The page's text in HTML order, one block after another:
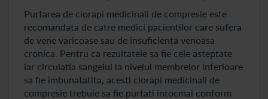
Purtarea de ciorapi medicinali de compresie este
recomandata de catre medici pacientilor care sufera
de vene varicoase sau de insuficienta venoasa
cronica. Pentru ca rezultatele sa fie cele asteptate
iar circulatia sangelui la nivelul membrelor inferioare
sa fie imbunatatita, acesti ciorapi medicinali de
compresie trebuie sa fie purtati intocmai conform